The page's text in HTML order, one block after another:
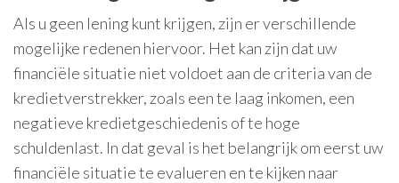
Als u geen lening kunt krijgen, zijn er verschillende
mogelijke redenen hiervoor. Het kan zijn dat uw
financiële situatie niet voldoet aan de criteria van de
kredietverstrekker, zoals een te laag inkomen, een
negatieve kredietgeschiedenis of te hoge
schuldenlast. In dat geval is het belangrijk om eerst uw
financiële situatie te evalueren en te kijken naar